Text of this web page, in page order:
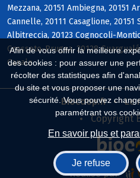
Afin de vous offrir la meilleure
des cookies : pour assurer une
récolter des statistiques afin
du site et vous proposer une
sécurité. Vous pouvez
paramétrant vos
En savoir plus et
Je refuse
Mezzana, 20151 Ambiegna, 20151
Cannelle, 20111 Casaglione, 20151
Albitreccia, 20123 Cognocoli-
Grosseto-Prugna, 20128
Canale
Biocoop.fr
Le
Copyright
Réalisé par